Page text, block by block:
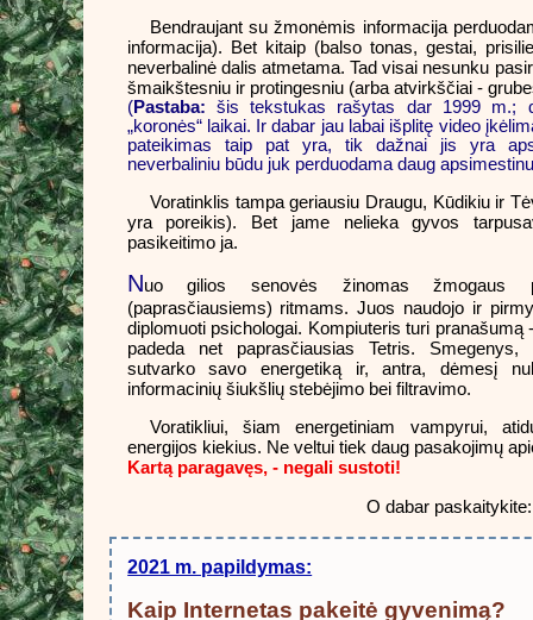
Bendraujant su žmonėmis informacija
informacija). Bet kitaip (balso tonas, gestai,
neverbalinė dalis atmetama. Tad visai nesunku
šmaikštesniu ir protingesniu (arba atvirkščiai -
(Pastaba: šis tekstukas rašytas dar 1999 m.;
„koronės“ laikai. Ir dabar jau labai išplitę video
pateikimas taip pat yra, tik dažnai jis yra
neverbaliniu būdu juk perduodama daug
Voratinklis tampa geriausiu Draugu, Kūdikiu ir
yra poreikis). Bet jame nelieka gyvos
pasikeitimo ja.
Nuo gilios senovės žinomas žmogaus
(paprasčiausiems) ritmams. Juos naudojo ir
diplomuoti psichologai. Kompiuteris turi
padeda net paprasčiausias Tetris. Smegenys,
sutvarko savo energetiką ir, antra, dėmesį
informacinių šiukšlių stebėjimo bei filtravimo.
Voratikliui, šiam energetiniam vampyrui,
energijos kiekius. Ne veltui tiek daug pasakojimų
Kartą paragavęs, - negali sustoti!
O dabar
2021 m. papildymas:
Kaip Internetas pakeitė gyvenimą?